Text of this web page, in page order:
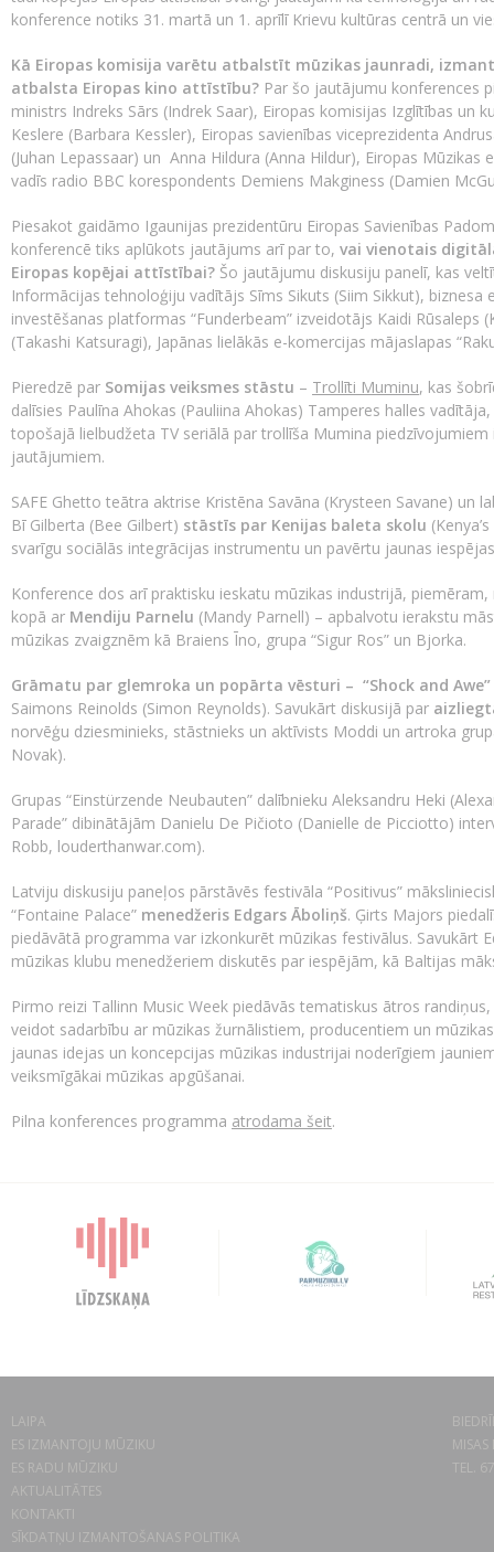
konference notiks 31. martā un 1. aprīlī Krievu kultūras centrā un
Kā Eiropas komisija varētu atbalstīt mūzikas jaunradi,
atbalsta Eiropas kino attīstību? Par šo jautājumu konferences
ministrs Indreks Sārs (Indrek Saar), Eiropas komisijas Izglītības un
Keslere (Barbara Kessler), Eiropas savienības viceprezidenta
(Juhan Lepassaar) un Anna Hildura (Anna Hildur), Eiropas
vadīs radio BBC korespondents Demiens Makginess (Damien
Piesakot gaidāmo Igaunijas prezidentūru Eiropas Savienības
konferencē tiks aplūkots jautājums arī par to, vai vienotais
Eiropas kopējai attīstībai? Šo jautājumu diskusiju panelī, kas
Informācijas tehnoloģiju vadītājs Sīms Sikuts (Siim Sikkut),
investēšanas platformas “Funderbeam” izveidotājs Kaidi Rūsaleps
(Takashi Katsuragi), Japānas lielākās e-komercijas mājaslapas
Pieredzē par Somijas veiksmes stāstu – Trollīti Muminu, kas
dalīsies Paulīna Ahokas (Pauliina Ahokas) Tamperes halles
topošajā lielbudžeta TV seriālā par trollīša Mumina
jautājumiem.
SAFE Ghetto teātra aktrise Kristēna Savāna (Krysteen Savane) un
Bī Gilberta (Bee Gilbert) stāstīs par Kenijas baleta skolu
svarīgu sociālās integrācijas instrumentu un pavērtu jaunas
Konference dos arī praktisku ieskatu mūzikas industrijā,
kopā ar Mendiju Parnelu (Mandy Parnell) – apbalvotu ierakstu
mūzikas zvaigznēm kā Braiens Īno, grupa “Sigur Ros” un Bjorka.
Grāmatu par glemroka un popārta vēsturi – “Shock and Awe”
Saimons Reinolds (Simon Reynolds). Savukārt diskusijā par
norvēģu dziesminieks, stāstnieks un aktīvists Moddi un artroka
Novak).
Grupas “Einstürzende Neubauten” dalībnieku Aleksandru Heki
Parade” dibinātājām Danielu De Pičioto (Danielle de Picciotto)
Robb, louderthanwar.com).
Latviju diskusiju paneļos pārstāvēs festivāla “Positivus”
“Fontaine Palace” menedžeris Edgars Āboliņš. Ģirts Majors
piedāvātā programma var izkonkurēt mūzikas festivālus. Savukārt
mūzikas klubu menedžeriem diskutēs par iespējām, kā Baltijas
Pirmo reizi Tallinn Music Week piedāvās tematiskus ātros
veidot sadarbību ar mūzikas žurnālistiem, producentiem un
jaunas idejas un koncepcijas mūzikas industrijai noderīgiem
veiksmīgākai mūzikas apgūšanai.
Pilna konferences programma atrodama šeit.
LAIPA
ES IZMANTOJU MŪZIKU
ES RADU MŪZIKU
AKTUALITĀTES
KONTAKTI
SĪKDATŅU IZMANTOŠANAS POLITIKA
TEL.